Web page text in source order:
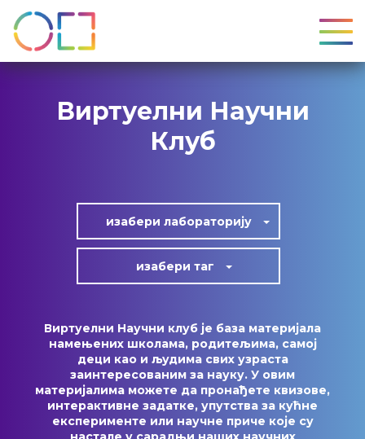
Виртуелни Научни
Клуб
изабери лабoраторију
изабери таг
Виртуелни Научни клуб је база материјала
намењених школама, родитељима, самој
деци као и људима свих узраста
заинтересованим за науку. У овим
материјалима можете да пронађете квизове,
интерактивне задатке, упутства за кућне
експерименте или научне приче које су